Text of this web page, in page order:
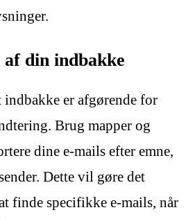
din indbakke
indbakke er afgørende for
Brug mapper og
dine e-mails efter emne,
Dette vil gøre det
finde specifikke e-mails, når